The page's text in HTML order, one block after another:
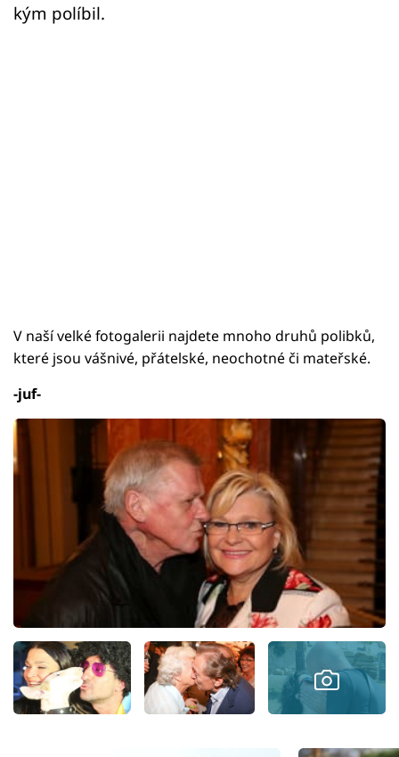
kým políbil.
V naší velké fotogalerii najdete mnoho druhů polibků,
které jsou vášnivé, přátelské, neochotné či mateřské.
-juf-